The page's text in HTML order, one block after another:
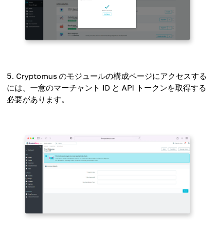
Cryptomus のモジュールの構成ページにアクセスする
には、一意のマーチャント ID と API トークンを取得する
必要があります。